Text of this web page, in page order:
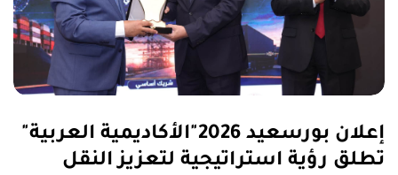
إعلان بورسعيد 2026"الأكاديمية العربية"
تطلق رؤية استراتيجية لتعزيز النقل